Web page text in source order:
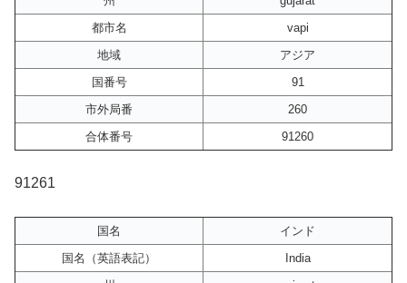
都市名
vapi
地域
アジア
国番号
91
市外局番
260
合体番号
91260
91261
国名
インド
国名（英語表記）
India